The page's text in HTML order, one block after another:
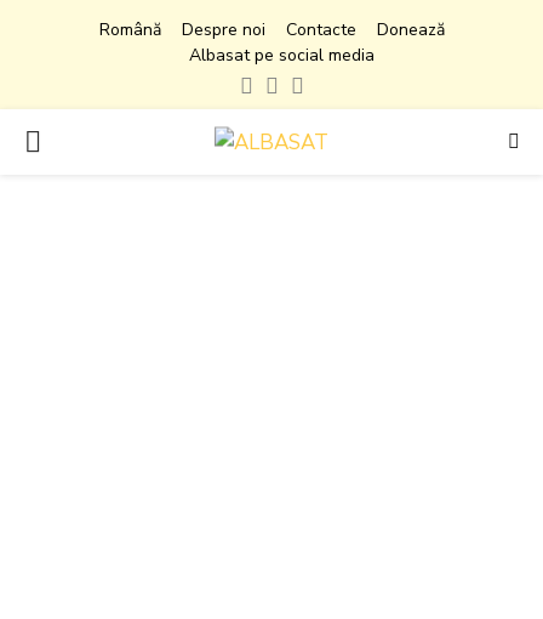
Română Despre noi Contacte
Donează
Albasat pe social media
Facebook
Instagram
PRIMARY